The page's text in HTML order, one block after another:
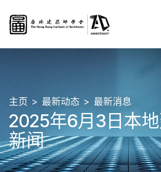
主页 最新动态 最新消息
2025年6月3日本
新闻